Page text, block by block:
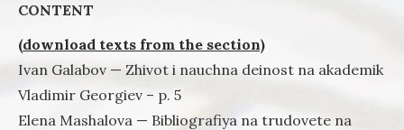
CONTENT
(download texts from the section)
Ivan Galabov — Zhivot i nauchna deinost na akademik
Vladimir Georgiev – p. 5
Elena Mashalova — Bibliografiya na trudovete na